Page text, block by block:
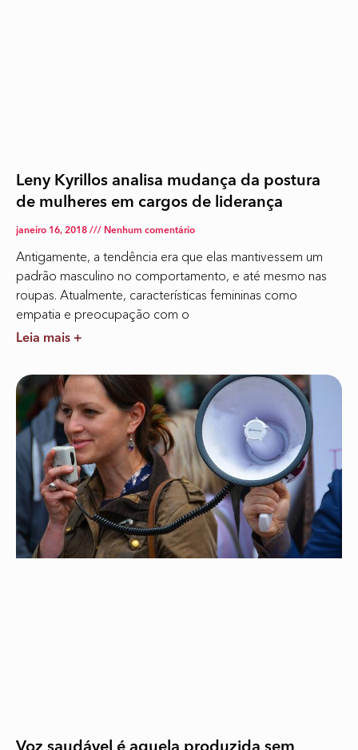
Leny Kyrillos analisa mudança da postura
de mulheres em cargos de liderança
janeiro 16, 2018 Nenhum comentário
Antigamente, a tendência era que elas mantivessem um
padrão masculino no comportamento, e até mesmo nas
roupas. Atualmente, características femininas como
empatia e preocupação com o
Leia mais +